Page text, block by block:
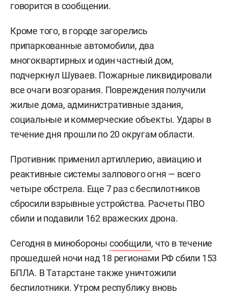
говорится в сообщении.
Кроме того, в городе загорелись
припаркованные автомобили, два
многоквартирных и один частный дом,
подчеркнул Шуваев. Пожарные ликвидировали
все очаги возгорания. Повреждения получили
жилые дома, административные здания,
социальные и коммерческие объекты. Удары в
течение дня прошли по 20 округам области.
Противник применил артиллерию, авиацию и
реактивные системы залпового огня — всего
четыре обстрела. Еще 7 раз с беспилотников
сбросили взрывные устройства. Расчеты ПВО
сбили и подавили 162 вражеских дрона.
Сегодня в минобороны сообщили, что в течение
прошедшей ночи над 18 регионами РФ сбили 153
БПЛА. В Татарстане также уничтожили
беспилотники. Утром республику вновь